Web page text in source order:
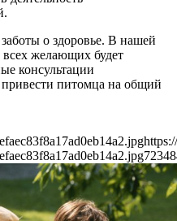
о здоровье. В нашей
желающих будет
консультации
питомца на общий
723